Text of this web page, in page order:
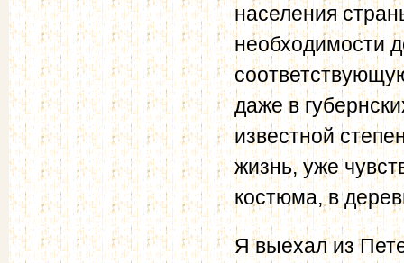
населения
необходимости
даже в
известной
жизнь, уже
костюма, в
Я выехал из